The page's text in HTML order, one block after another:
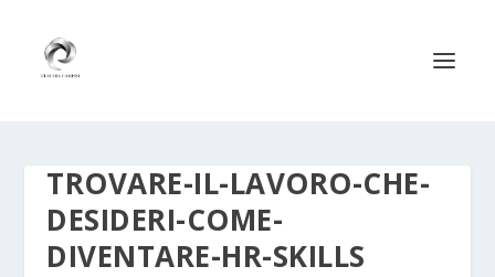
TROVARE-IL-LAVORO-CHE-
DESIDERI-COME-
DIVENTARE-HR-SKILLS